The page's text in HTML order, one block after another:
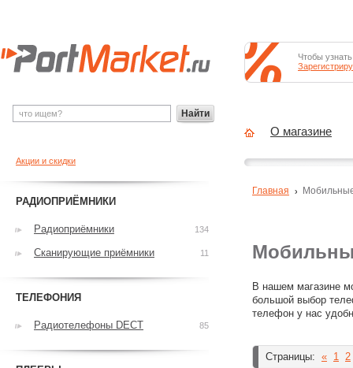
В нашем магазине
большой выбор
телефон у нас
Страницы: « 1 2
Главная
Акции и скидки
РАДИОПРИЁМНИКИ
Радиоприёмники 134
Сканирующие приёмники 11
ТЕЛЕФОНИЯ
Радиотелефоны DECT 85
Найти
Чтобы
О магазине